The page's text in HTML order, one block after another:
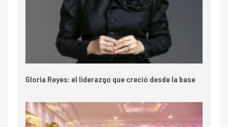
Gloria Reyes: el liderazgo que creció desde la base